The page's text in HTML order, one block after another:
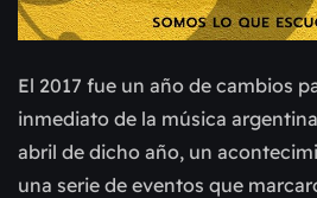
El 2017 fue un año de cambios
inmediato de la música
abril de dicho año, un
una serie de eventos que